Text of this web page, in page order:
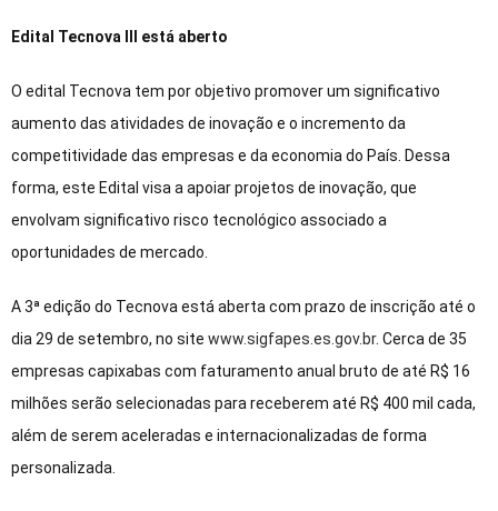
Edital Tecnova III está aberto
O edital Tecnova tem por objetivo promover um significativo
aumento das atividades de inovação e o incremento da
competitividade das empresas e da economia do País. Dessa
forma, este Edital visa a apoiar projetos de inovação, que
envolvam significativo risco tecnológico associado a
oportunidades de mercado.
A 3ª edição do Tecnova está aberta com prazo de inscrição até o
dia 29 de setembro, no site www.sigfapes.es.gov.br. Cerca de 35
empresas capixabas com faturamento anual bruto de até R$ 16
milhões serão selecionadas para receberem até R$ 400 mil cada,
além de serem aceleradas e internacionalizadas de forma
personalizada.